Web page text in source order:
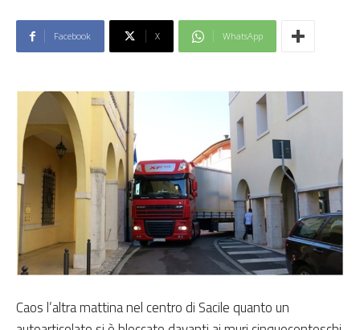
Facebook X WhatsApp
Caos l’altra mattina nel centro di Sacile quanto un